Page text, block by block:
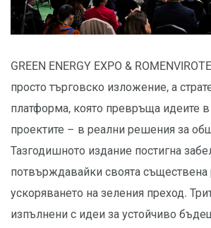
GREEN ENERGY EXPO &
просто търговско изложение, а
платформа, която превръща идеите в
проектите – в реални решения за
Тазгодишното издание постигна
потвърждавайки своята съществена
ускоряването на зеления преход.
изпълнени с идеи за устойчиво